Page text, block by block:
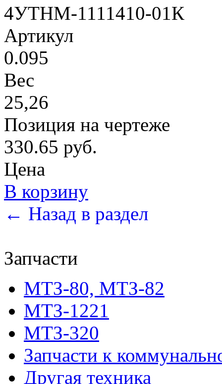
4УТНМ-1111410-01К
Артикул
0.095
Вес
25,26
Позиция на чертеже
330.65 руб.
Цена
В корзину
← Назад в раздел
Запчасти
МТЗ-80, МТЗ-82
МТЗ-1221
МТЗ-320
Запчасти к
Другая техника